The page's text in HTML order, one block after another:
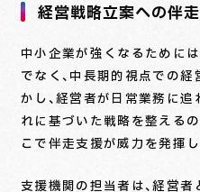
経営戦略立案への伴
中小企業が強くなるために
でなく、中長期的視点での
かし、経営者が日常業務に追
れに基づいた戦略を整える
こで伴走支援が威力を発揮し
支援機関の担当者は、経営者